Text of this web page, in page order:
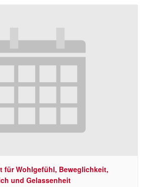
für Wohlgefühl, Beweglichkeit,
und Gelassenheit